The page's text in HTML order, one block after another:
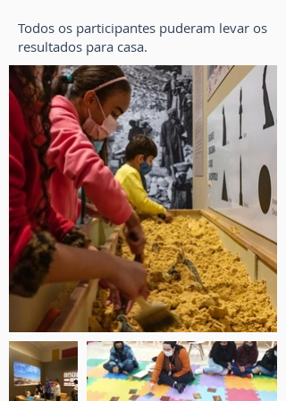
Todos os participantes puderam levar os
resultados para casa.